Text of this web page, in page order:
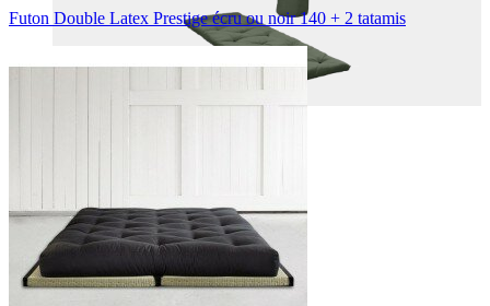
VIDÉOS
INSTRUCTIONS DE MONTAGE
SOCIÉTÉ
Futon Double Latex Prestige écru ou noir 140 + 2 tatamis